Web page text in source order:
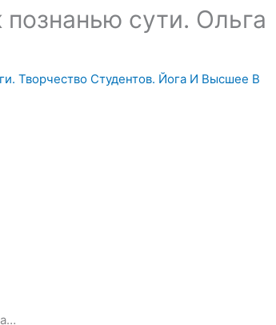
сути. Ольга
Творчество Студентов. Йога И Высшее В